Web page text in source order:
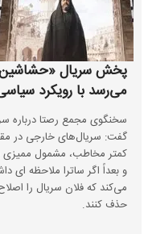
پخش سریال
می‌رسد با رویکرد
سخنگوی مجمع رصتا درباره
گفت: سریال‌های خارجی در
کمتر مخاطب، مشمول ممیزی
و بعداً اگر ساترا ملاحظه ای
می‌کند که فلان سریال را
حذف کنند.